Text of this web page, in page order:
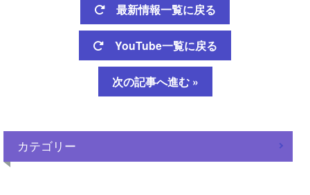
最新情報一覧に戻る
YouTube一覧に戻る
次の記事へ進む »
カテゴリー